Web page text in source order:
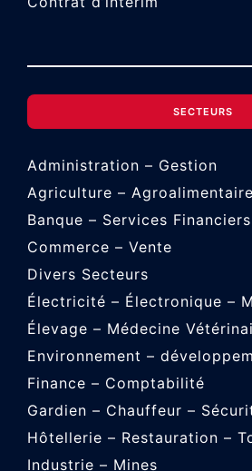
SECTEURS
Administration – Gestion
Agriculture – Agroalimentaire
Banque – Services Financiers
Commerce – Vente
Divers Secteurs
Électricité – Électronique –
Élevage – Médecine
Environnement –
Finance – Comptabilité
Gardien – Chauffeur –
Hôtellerie – Restauration –
Industrie – Mines